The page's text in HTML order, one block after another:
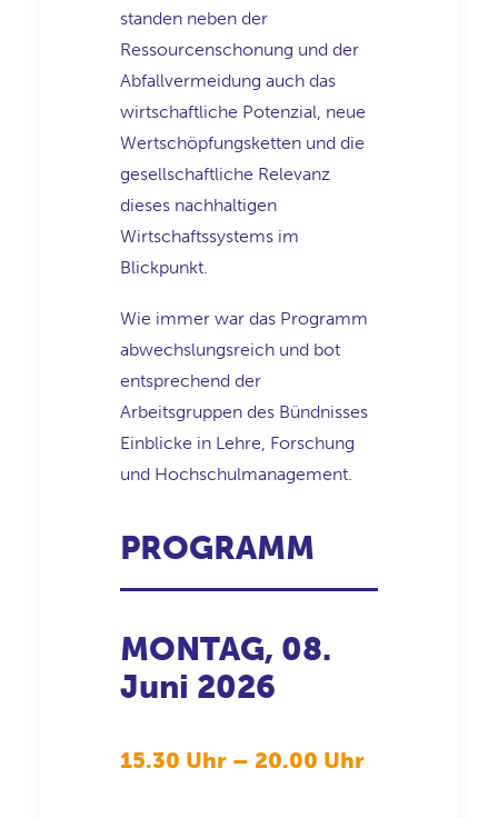
standen neben der
Ressourcenschonung und der
Abfallvermeidung auch das
wirtschaftliche Potenzial, neue
Wertschöpfungsketten und die
gesellschaftliche Relevanz
dieses nachhaltigen
Wirtschaftssystems im
Blickpunkt.
Wie immer war das Programm
abwechslungsreich und bot
entsprechend der
Arbeitsgruppen des Bündnisses
Einblicke in Lehre, Forschung
und Hochschulmanagement.
PROGRAMM
MONTAG, 08.
Juni 2026
15.30 Uhr – 20.00 Uhr